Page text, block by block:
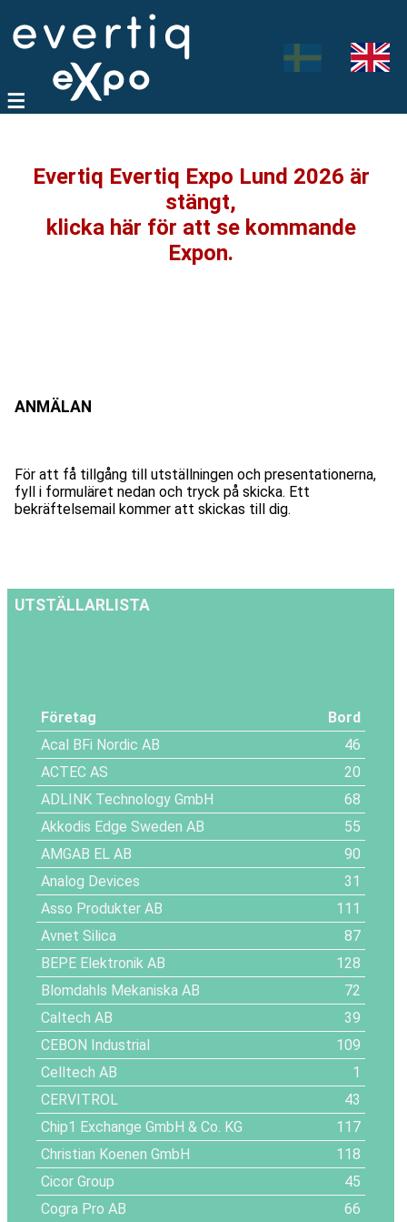
Evertiq Evertiq Expo Lund 2026 är
stängt,
klicka här för att se kommande
Expon.
För att få tillgång till utställningen och presentationerna,
fyll i formuläret nedan och tryck på skicka. Ett
bekräftelsemail kommer att skickas till dig.
UTSTÄLLARLISTA
Företag
Bord
Acal BFi Nordic AB
46
ACTEC AS
20
ADLINK Technology GmbH
68
Akkodis Edge Sweden AB
55
AMGAB EL AB
90
Analog Devices
31
Asso Produkter AB
111
Avnet Silica
87
BEPE Elektronik AB
128
Blomdahls Mekaniska AB
72
Caltech AB
39
CEBON Industrial
109
Celltech AB
1
CERVITROL
43
Chip1 Exchange GmbH & Co. KG
117
Christian Koenen GmbH
118
Cicor Group
45
Cogra Pro AB
66